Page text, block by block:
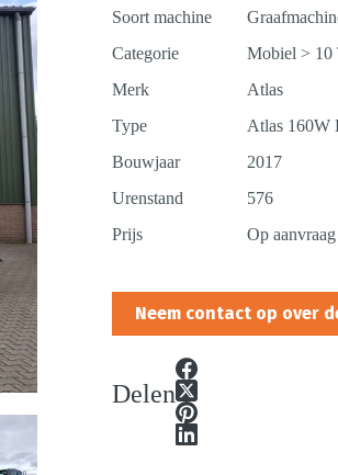
Soort machine
Categorie
Mobiel > 10
Merk
Atlas
Type
Atlas 160W
Bouwjaar
2017
Urenstand
576
Prijs
Op aanvraag
Neem contact op over
Delen